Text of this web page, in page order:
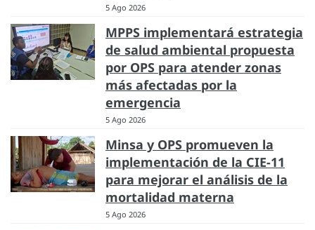
5 Ago 2026
MPPS implementará estrategia
de salud ambiental propuesta
por OPS para atender zonas
más afectadas por la
emergencia
5 Ago 2026
Minsa y OPS promueven la
implementación de la CIE-11
para mejorar el análisis de la
mortalidad materna
5 Ago 2026